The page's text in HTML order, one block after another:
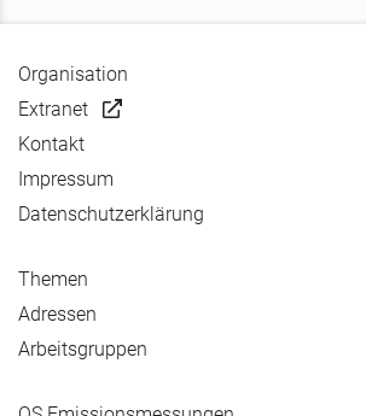
Organisation
Extranet
Kontakt
Impressum
Datenschutzerklärung
Themen
Adressen
Arbeitsgruppen